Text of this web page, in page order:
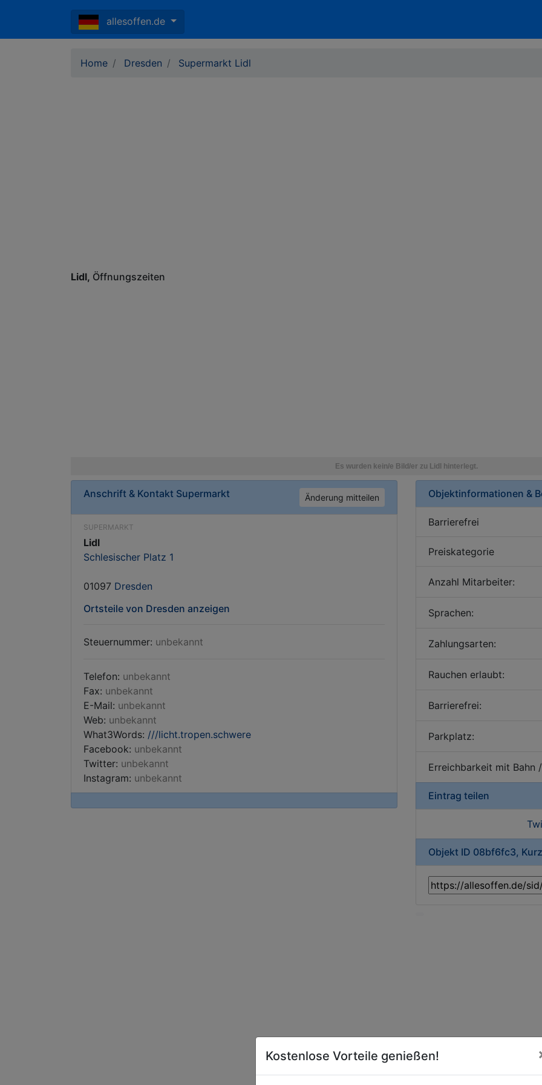
allesoffen.de
Home Dresden Supermarkt Lidl
Lidl Öffnungszeiten
Anschrift & Kontakt Supermarkt Änderung mitteilen
SUPERMARKT
Lidl
Schlesischer Platz 1
01097 Dresden
Ortsteile von Dresden anzeigen
Steuernummer: unbekannt
Telefon: unbekannt
Fax: unbekannt
E-Mail: unbekannt
Web: unbekannt
What3Words: ///licht.tropen.schwere
Facebook: unbekannt
Twitter: unbekannt
Instagram: unbekannt
Objektinformationen &
Barrierefrei
Preiskategorie
Anzahl Mitarbeiter:
Sprachen:
Zahlungsarten:
Rauchen erlaubt:
Barrierefrei:
Parkplatz:
Erreichbarkeit mit Bahn
Eintrag teilen
Objekt ID 08bf6fc3,
Kostenlose Vorteile genießen!